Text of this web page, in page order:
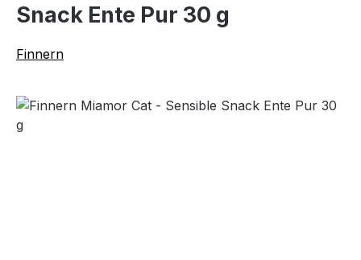
Snack Ente Pur 30 g
Finnern
Bildergalerie überspringen